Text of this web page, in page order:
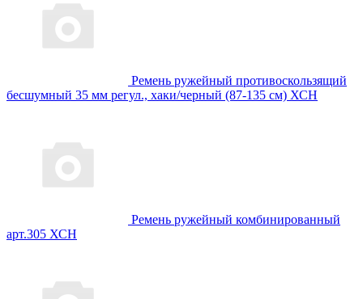
Ремень ружейный противоскользящий
бесшумный 35 мм регул., хаки/черный (87-135 см) ХСН
Ремень ружейный комбинированный
арт.305 ХСН